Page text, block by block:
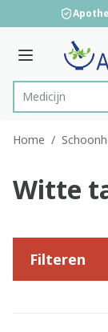
Ga naar de inhoud
1 van 1
Menu
Product,
Home /
Witte
Filteren